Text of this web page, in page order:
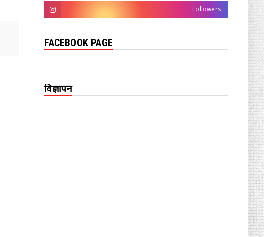
Followers
FACEBOOK PAGE
विज्ञापन